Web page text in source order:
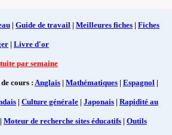
| Guide de travail | Meilleures fiches | Fiches
| Livre d'or
par semaine
cours : Anglais | Mathématiques | Espagnol |
| Culture générale | Japonais | Rapidité au
| Moteur de recherche sites éducatifs | Outils